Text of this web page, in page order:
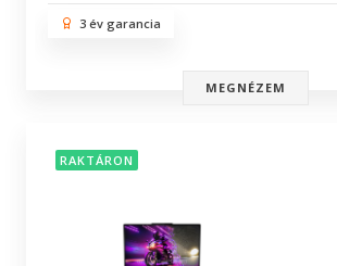
3 év garancia
MEGNÉZEM
RAKTÁRON